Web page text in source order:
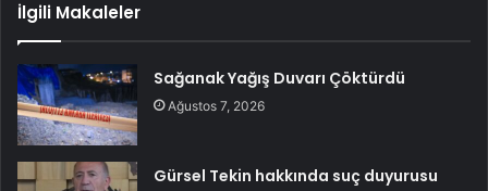
İlgili Makaleler
Sağanak Yağış Duvarı Çöktürdü
Ağustos 7, 2026
Gürsel Tekin hakkında suç duyurusu